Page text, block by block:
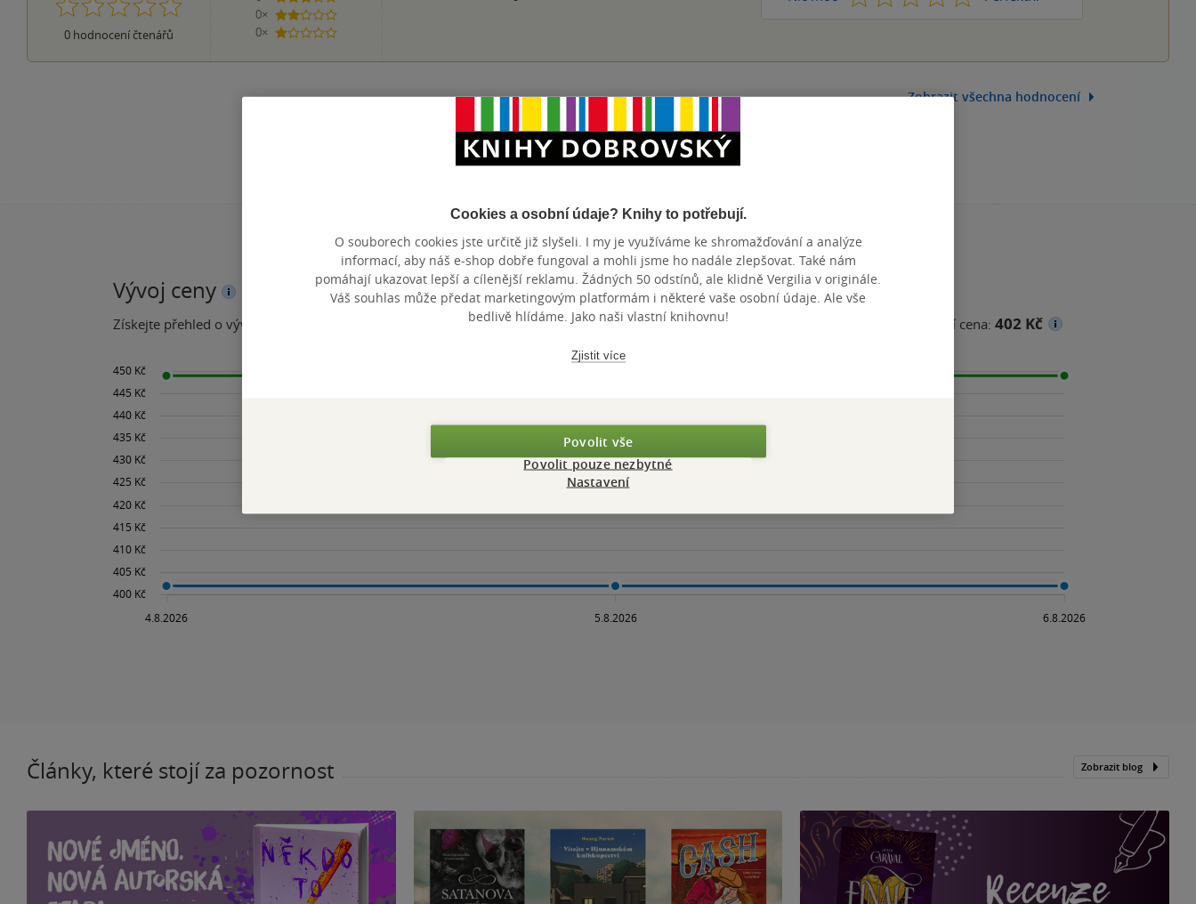
0 hodnocení čtenářů
0×
2 hvězdičky
0×
1 hvezdička
Zobrazit všechna hodnocení
Přidat hodnocení
Vývoj ceny
Získejte přehled o vývoji ceny za posledních 60 dní. Maloobchodní cena Minimální prodejní cena: 402 Kč
Články, které stojí za pozornost Zobrazit blog
Cookies a osobní údaje? Knihy to potřebují.
O souborech cookies jste určitě již slyšeli. I my je využíváme ke shromažďování a analýze
informací, aby náš e-shop dobře fungoval a mohli jsme ho nadále zlepšovat. Také nám
pomáhají ukazovat lepší a cílenější reklamu. Žádných 50 odstínů, ale klidně Vergilia v originále.
Váš souhlas může předat marketingovým platformám i některé vaše osobní údaje. Ale vše
bedlivě hlídáme. Jako naši vlastní knihovnu!
Zjistit více
Povolit vše
Povolit pouze nezbytné
Nastavení